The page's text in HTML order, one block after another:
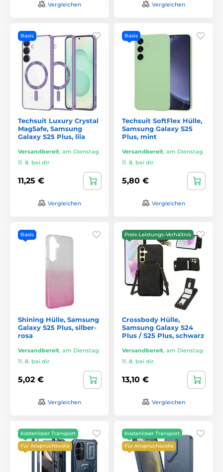
Vergleichen Vergleichen
Basis
Techsuit Luxury Crystal
MagSafe, Samsung
Galaxy S25 Plus, lila
Versandbereit, am Dienstag
11. 8. bei dir
11,25 €
Vergleichen
Basis
Techsuit SoftFlex Hülle,
Samsung Galaxy S25
Plus, mint
Versandbereit, am Dienstag
11. 8. bei dir
5,80 €
Vergleichen
Basis
Shining Hülle, Samsung
Galaxy S25 Plus, silber-
rosa
Versandbereit, am Dienstag
11. 8. bei dir
5,02 €
Vergleichen
Preis-Leistungs-Verhältnis
Crossbody Hülle,
Samsung Galaxy S24
Plus / S25 Plus, schwarz
Versandbereit, am Dienstag
11. 8. bei dir
13,10 €
Vergleichen
Kostenloser Transport
Für Anspruchsvolle
Kostenloser Transport
Für Anspruchsvolle